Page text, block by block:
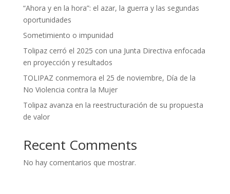
“Ahora y en la hora”: el azar, la guerra y las segundas
oportunidades
Sometimiento o impunidad
Tolipaz cerró el 2025 con una Junta Directiva enfocada
en proyección y resultados
TOLIPAZ conmemora el 25 de noviembre, Día de la
No Violencia contra la Mujer
Tolipaz avanza en la reestructuración de su propuesta
de valor
Recent Comments
No hay comentarios que mostrar.